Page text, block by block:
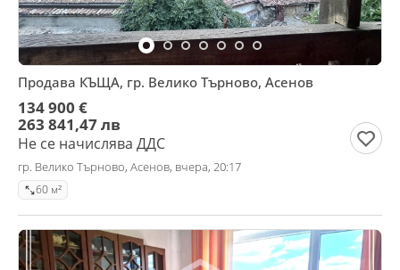
Продава КЪЩА, гр. Велико Търново, Асенов
134 900 €
263 841,47 лв
Не се начислява ДДС
гр. Велико Търново, Асенов, вчера, 20:17
60 м²